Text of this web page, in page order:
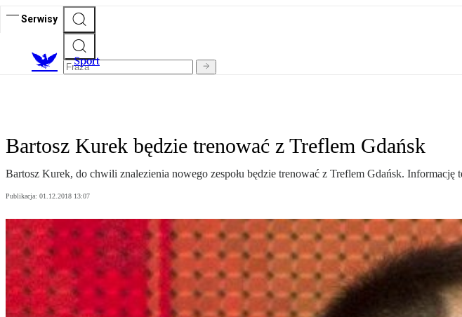
Serwisy
Sport
Bartosz Kurek będzie trenować z Treflem Gdańsk
Bartosz Kurek, do chwili znalezienia nowego zespołu będzie trenować z Treflem Gdańsk. Informację
Publikacja: 01.12.2018 13:07